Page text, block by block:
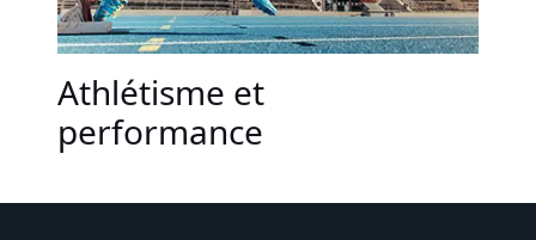
Athlétisme et
performance